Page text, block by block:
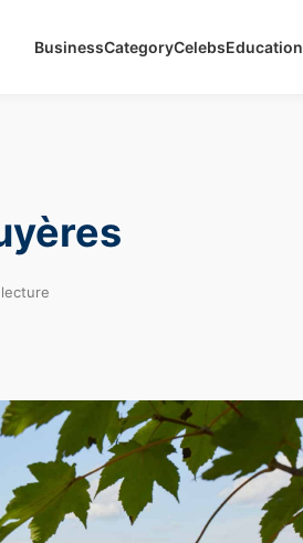
BusinessCategoryCelebsEducation